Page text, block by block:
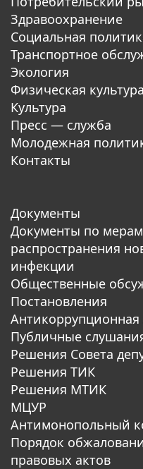
Здравоохранение
Социальная
Транспортное
Экология
Физическая
Культура
Пресс — служба
Молодежная
Контакты
Документы
Документы по
распространения
инфекции
Общественные
Постановления
Антикоррупционная
Публичные
Решения Совета
Решения ТИК
Решения МТИК
МЦУР
Антимонопольный
Порядок
правовых актов